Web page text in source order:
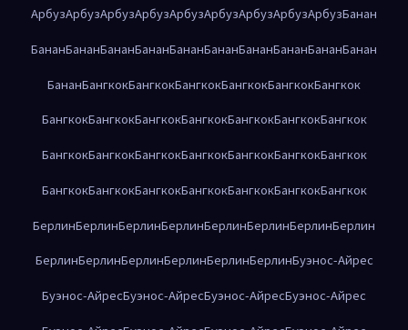
АрбузАрбузАрбузАрбузАрбузАрбузАрбузАрбузАрбузБанан
БананБананБананБананБананБананБананБананБананБанан
БананБангкокБангкокБангкокБангкокБангкокБангкок
БангкокБангкокБангкокБангкокБангкокБангкокБангкок
БангкокБангкокБангкокБангкокБангкокБангкокБангкок
БангкокБангкокБангкокБангкокБангкокБангкокБангкок
БерлинБерлинБерлинБерлинБерлинБерлинБерлинБерлин
БерлинБерлинБерлинБерлинБерлинБерлинБуэнос-Айрес
Буэнос-АйресБуэнос-АйресБуэнос-АйресБуэнос-Айрес